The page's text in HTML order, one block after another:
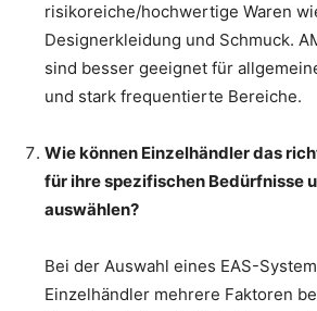
risikoreiche/hochwertige Waren
Designerkleidung und Schmuck.
sind besser geeignet für
und stark frequentierte Bereiche.
Wie können Einzelhändler das
für ihre spezifischen Bedürfnisse
auswählen?
Bei der Auswahl eines EAS-
Einzelhändler mehrere Faktoren